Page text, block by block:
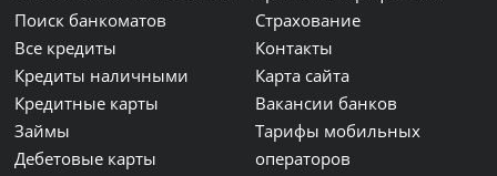
Поиск банкоматов
Все кредиты
Кредиты наличными
Кредитные карты
Займы
Дебетовые карты
Страхование
Контакты
Карта сайта
Вакансии банков
Тарифы мобильных
операторов